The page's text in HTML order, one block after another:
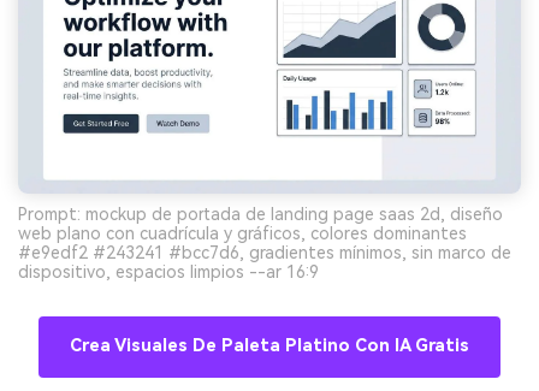
Prompt: mockup de portada de landing page saas 2d, diseño
web plano con cuadrícula y gráficos, colores dominantes
#e9edf2 #243241 #bcc7d6, gradientes mínimos, sin marco de
dispositivo, espacios limpios --ar 16:9
Crea Visuales De Paleta Platino Con IA Gratis